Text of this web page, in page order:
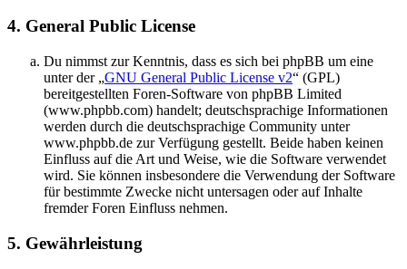
4. General Public License
Du nimmst zur Kenntnis, dass es sich bei phpBB um eine
unter der „GNU General Public License v2“ (GPL)
bereitgestellten Foren-Software von phpBB Limited
(www.phpbb.com) handelt; deutschsprachige Informationen
werden durch die deutschsprachige Community unter
www.phpbb.de zur Verfügung gestellt. Beide haben keinen
Einfluss auf die Art und Weise, wie die Software verwendet
wird. Sie können insbesondere die Verwendung der Software
für bestimmte Zwecke nicht untersagen oder auf Inhalte
fremder Foren Einfluss nehmen.
5. Gewährleistung